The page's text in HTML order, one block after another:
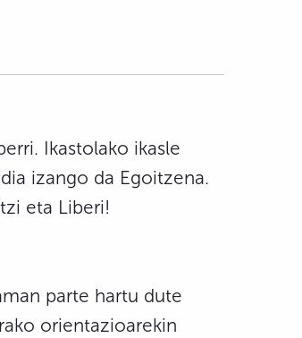
Ikastolako ikasle
izango da Egoitzena.
eta Liberi!
parte hartu dute
orientazioarekin